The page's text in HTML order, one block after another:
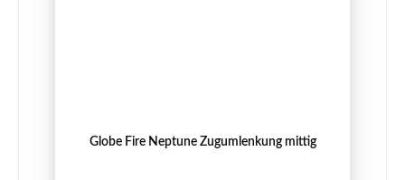
Globe Fire Neptune Zugumlenkung mittig